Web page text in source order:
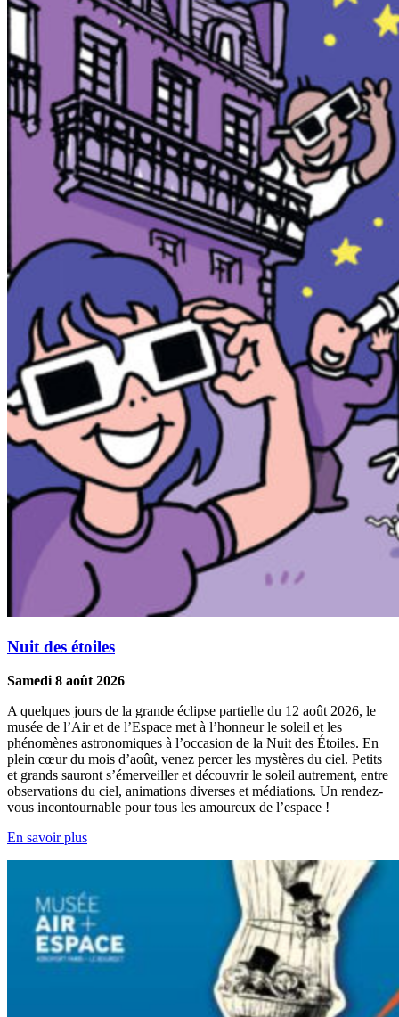
Nuit des étoiles
Samedi 8 août 2026
A quelques jours de la grande éclipse partielle du 12 août 2026, le
musée de l’Air et de l’Espace met à l’honneur le soleil et les
phénomènes astronomiques à l’occasion de la Nuit des Étoiles. En
plein cœur du mois d’août, venez percer les mystères du ciel. Petits
et grands sauront s’émerveiller et découvrir le soleil autrement, entre
observations du ciel, animations diverses et médiations. Un rendez-
vous incontournable pour tous les amoureux de l’espace !
En savoir plus